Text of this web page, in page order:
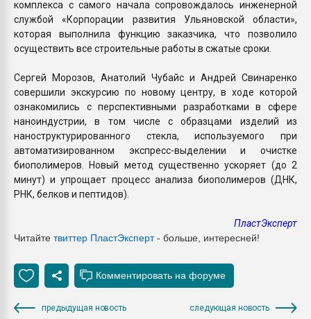
комплекса с самого начала сопровождалось инженерной
службой «Корпорации развития Ульяновской области»,
которая выполнила функцию заказчика, что позволило
осуществить все строительные работы в сжатые сроки.
Сергей Морозов, Анатолий Чубайс и Андрей Свинаренко
совершили экскурсию по новому центру, в ходе которой
ознакомились с перспективными разработками в сфере
наноиндустрии, в том числе с образцами изделий из
наноструктурированного стекла, используемого при
автоматизированном экспресс-выделении и очистке
биополимеров. Новый метод существенно ускоряет (до 2
минут) и упрощает процесс анализа биополимеров (ДНК,
РНК, белков и пептидов).
ПластЭксперт
Читайте твиттер ПластЭксперт- больше, интересней!
предыдущая новость следующая новость